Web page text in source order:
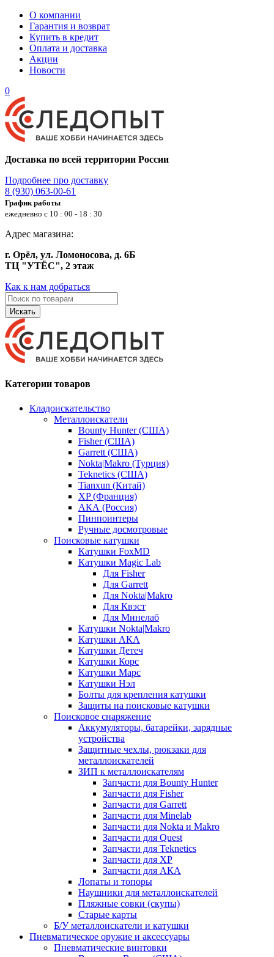
О компании
Гарантия и возврат
Купить в кредит
Оплата и доставка
Акции
Новости
0
Доставка по всей территории России
Подробнее про доставку
8 (930) 063-00-61
График работы
ежедневно с 10 : 00 - 18 : 30
Адрес магазина:
г. Орёл, ул. Ломоносова, д. 6Б
ТЦ "УТЁС", 2 этаж
Как к нам добраться
Искать
Категории товаров
Кладоискательство
Металлоискатели
Bounty Hunter (США)
Fisher (США)
Garrett (США)
Nokta|Makro (Турция)
Teknetics (США)
Tianxun (Китай)
XP (Франция)
АКА (Россия)
Пинпоинтеры
Ручные досмотровые
Поисковые катушки
Катушки FoxMD
Катушки Magic Lab
Для Fisher
Для Garrett
Для Nokta|Makro
Для Квэст
Для Минелаб
Катушки Nokta|Makro
Катушки АКА
Катушки Детеч
Катушки Корс
Катушки Марс
Катушки Нэл
Болты для крепления катушки
Защиты на поисковые катушки
Поисковое снаряжение
Аккумуляторы, батарейки, зарядные
устройства
Защитные чехлы, рюкзаки для
металлоискателей
ЗИП к металлоискателям
Запчасти для Bounty Hunter
Запчасти для Fisher
Запчасти для Garrett
Запчасти для Minelab
Запчасти для Nokta и Makro
Запчасти для Quest
Запчасти для Teknetics
Запчасти для XP
Запчасти для АКА
Лопаты и топоры
Наушники для металлоискателей
Пляжные совки (скупы)
Старые карты
Б/У металлоискатели и катушки
Пневматическое оружие и аксессуары
Пневматические винтовки